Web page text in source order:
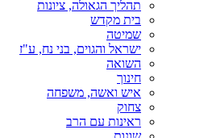
תהליך הגאולה, ציונות
בית מקדש
שמיטה
ישראל והגוים, בני נח, ע"ז
השואה
חינוך
איש ואשה, משפחה
צחוק
ראינות עם הרב